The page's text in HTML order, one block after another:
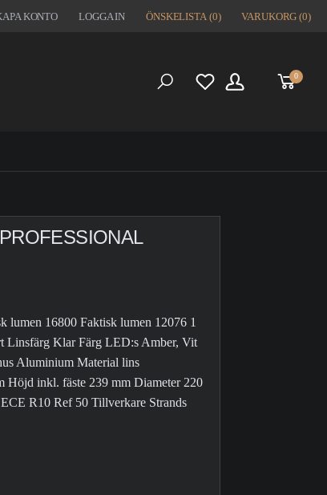
KONTO LOGGA IN ÖNSKELISTA (0) VARUKORG (0)
0
16800 Faktisk lumen 12076 1
Linsfärg Klar Färg LED:s Amber, Vit
Aluminium Material lins
Höjd inkl. fäste 239 mm Diameter 220
R10 Ref 50 Tillverkare Strands